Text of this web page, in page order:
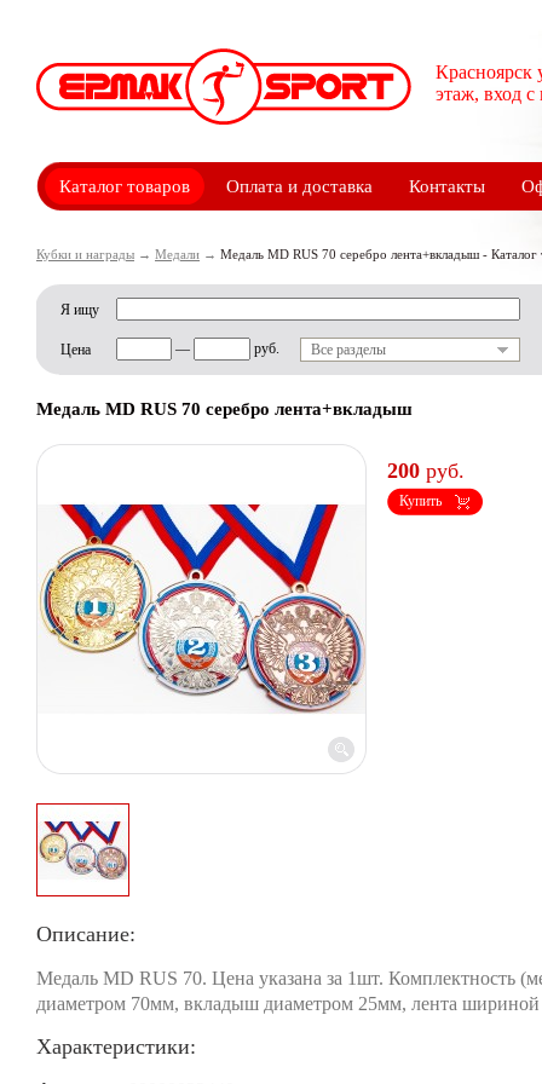
Красноярск
этаж, вход
Каталог товаров Оплата и доставка Контакты
Кубки и награды → Медали → Медаль MD RUS 70 серебро лента+вкладыш - Каталог
Я ищу
Цена — руб. Все разделы
Медаль MD RUS 70 серебро лента+вкладыш
200 руб.
Купить
Описание:
Медаль MD RUS 70. Цена указана за 1шт. Комплектность
диаметром 70мм, вкладыш диаметром 25мм, лента
Характеристики: